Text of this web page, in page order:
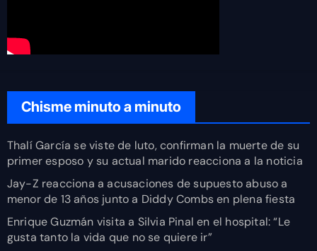
Chisme minuto a minuto
Thalí García se viste de luto, confirman la muerte de su
primer esposo y su actual marido reacciona a la noticia
Jay-Z reacciona a acusaciones de supuesto abuso a
menor de 13 años junto a Diddy Combs en plena fiesta
Enrique Guzmán visita a Silvia Pinal en el hospital: “Le
gusta tanto la vida que no se quiere ir”